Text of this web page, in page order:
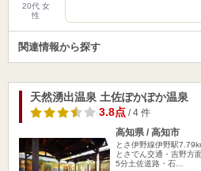
20代 女
性
関連情報から探す
天然湧出温泉 土佐ぽかぽか温泉
3.8点/ 4 件
高知県 / 高知市
とさ伊野線伊野駅
とさでん交通・吉野方
5分土佐道路・石…